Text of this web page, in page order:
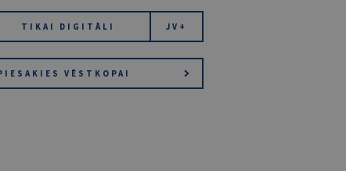
TIKAI DIGITĀLI JV+
VĒSTKOPAI